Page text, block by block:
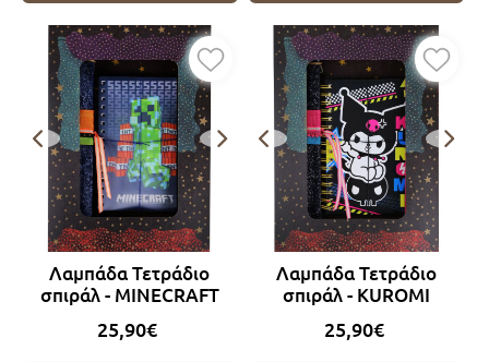
Λαμπάδα Τετράδιο
σπιράλ - MINECRAFT
25,90€
Λαμπάδα Τετράδιο
σπιράλ - KUROMI
25,90€